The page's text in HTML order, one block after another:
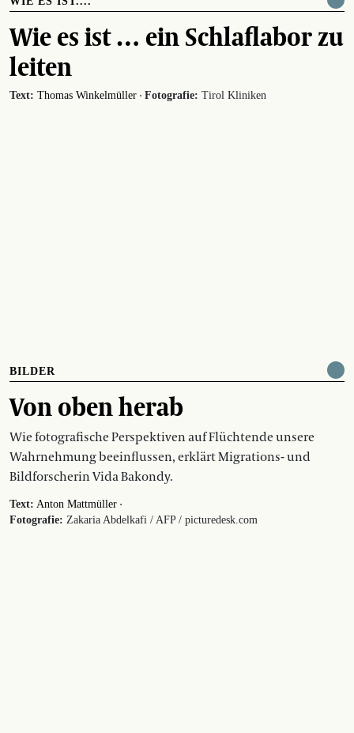
Wie es ist … ein Schlaflabor zu
leiten
Text: Thomas Winkelmüller · Fotografie: Tirol Kliniken
BILDER
Von oben herab
Wie fotografische Perspektiven auf Flüchtende unsere
Wahrnehmung beeinflussen, erklärt Migrations- und
Bildforscherin Vida Bakondy.
Text: Anton Mattmüller ·
Fotografie: Zakaria Abdelkafi / AFP / picturedesk.com